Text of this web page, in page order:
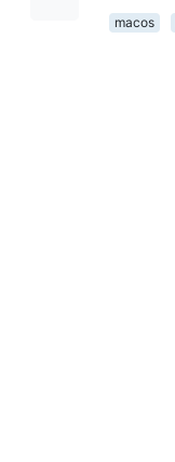
macos